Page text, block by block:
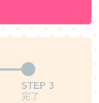
STEP 3
完了